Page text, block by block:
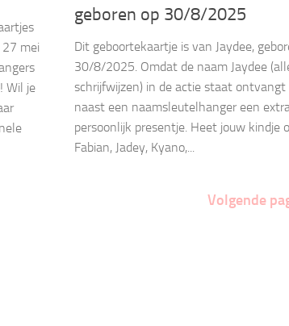
mei
Wil je
geboren op 30/8/2025
Dit geboortekaartje is van Jaydee,
30/8/2025. Omdat de naam Jaydee
schrijfwijzen) in de actie staat ontvangt
naast een naamsleutelhanger een
persoonlijk presentje. Heet jouw kindje
Fabian, Jadey, Kyano,...
Volgende